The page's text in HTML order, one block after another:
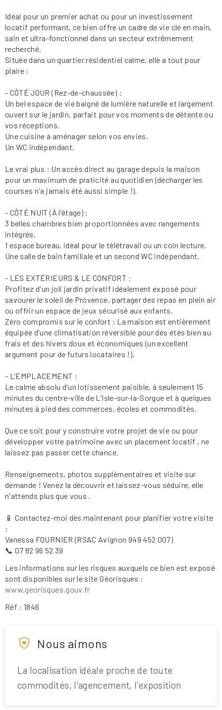
Idéal pour un premier achat ou pour un investissement
locatif performant, ce bien offre un cadre de vie clé en main,
sain et ultra-fonctionnel dans un secteur extrêmement
recherché.
Située dans un quartier résidentiel calme, elle a tout pour
plaire :
- CÔTÉ JOUR (Rez-de-chaussée) :
Un bel espace de vie baigné de lumière naturelle et largement
ouvert sur le jardin, parfait pour vos moments de détente ou
vos réceptions.
Une cuisine à aménager selon vos envies.
Un WC indépendant.
Le vrai plus : Un accès direct au garage depuis la maison
pour un maximum de praticité au quotidien (décharger les
courses n'a jamais été aussi simple !).
- CÔTÉ NUIT (À l'étage) :
3 belles chambres bien proportionnées avec rangements
intégrés.
1 espace bureau, idéal pour le télétravail ou un coin lecture.
Une salle de bain familiale et un second WC indépendant.
- LES EXTÉRIEURS & LE CONFORT :
Profitez d'un joli jardin privatif idéalement exposé pour
savourer le soleil de Provence, partager des repas en plein air
ou offrir un espace de jeux sécurisé aux enfants.
Zéro compromis sur le confort : La maison est entièrement
équipée d'une climatisation réversible pour des étés bien au
frais et des hivers doux et économiques (un excellent
argument pour de futurs locataires !).
- L'EMPLACEMENT :
Le calme absolu d'un lotissement paisible, à seulement 15
minutes du centre-ville de L'Isle-sur-la-Sorgue et à quelques
minutes à pied des commerces, écoles et commodités.
Que ce soit pour y construire votre projet de vie ou pour
développer votre patrimoine avec un placement locatif , ne
laissez pas passer cette chance.
Renseignements, photos supplémentaires et visite sur
demande ! Venez la découvrir et laissez-vous séduire, elle
n'attends plus que vous .
📱 Contactez-moi dès maintenant pour planifier votre visite
:
Vanessa FOURNIER (RSAC Avignon 949 452 007)
📞 07 82 96 52 39
Les informations sur les risques auxquels ce bien est exposé
sont disponibles sur le site Géorisques :
www.georisques.gouv.fr
Réf : 1846
Nous aimons
La localisation idéale proche de toute
commodités, l'agencement, l'exposition